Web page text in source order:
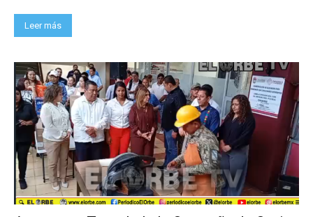
Leer más